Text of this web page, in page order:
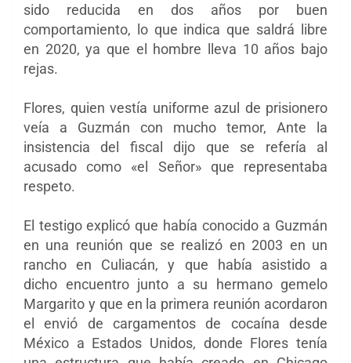
sido reducida en dos años por buen
comportamiento, lo que indica que saldrá libre
en 2020, ya que el hombre lleva 10 años bajo
rejas.
Flores, quien vestía uniforme azul de prisionero
veía a Guzmán con mucho temor, Ante la
insistencia del fiscal dijo que se refería al
acusado como «el Señor» que representaba
respeto.
El testigo explicó que había conocido a Guzmán
en una reunión que se realizó en 2003 en un
rancho en Culiacán, y que había asistido a
dicho encuentro junto a su hermano gemelo
Margarito y que en la primera reunión acordaron
el envió de cargamentos de cocaína desde
México a Estados Unidos, donde Flores tenía